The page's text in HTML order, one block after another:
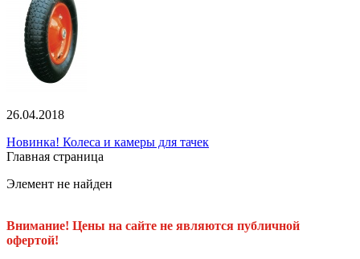
26.04.2018
Новинка! Колеса и камеры для тачек
Главная страница
Элемент не найден
Внимание! Цены на сайте не являются публичной
офертой!